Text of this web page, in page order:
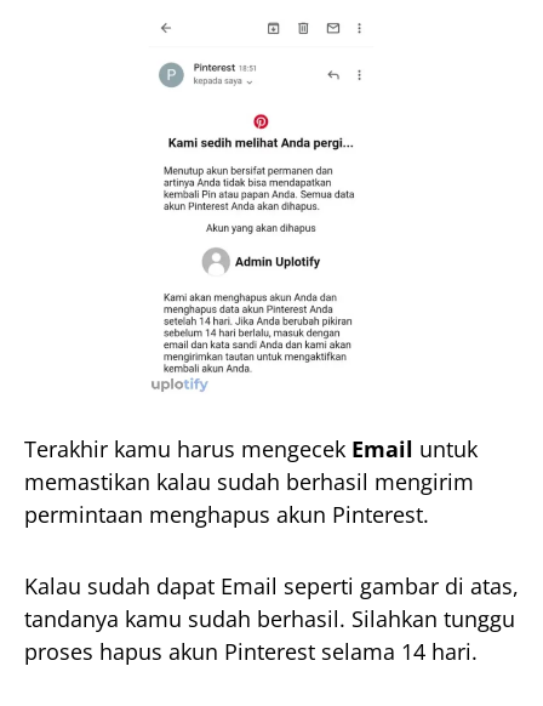
Terakhir kamu harus mengecek Email untuk
memastikan kalau sudah berhasil mengirim
permintaan menghapus akun Pinterest.
Kalau sudah dapat Email seperti gambar di atas,
tandanya kamu sudah berhasil. Silahkan tunggu
proses hapus akun Pinterest selama 14 hari.